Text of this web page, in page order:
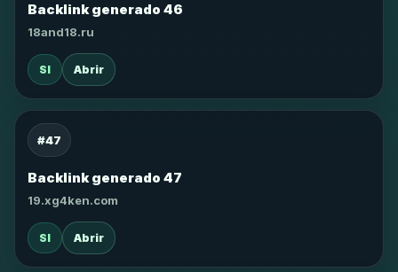
Backlink generado 46
18and18.ru
SI Abrir
#47
Backlink generado 47
19.xg4ken.com
SI Abrir